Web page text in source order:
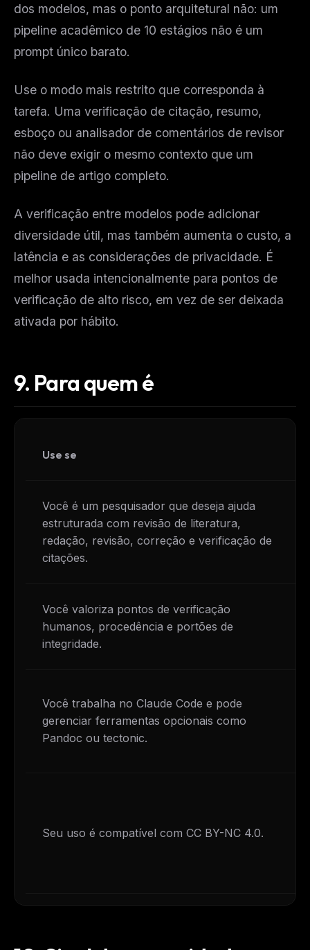
dos modelos, mas o ponto arquitetural não: um
pipeline acadêmico de 10 estágios não é um
prompt único barato.
Use o modo mais restrito que corresponda à
tarefa. Uma verificação de citação, resumo,
esboço ou analisador de comentários de revisor
não deve exigir o mesmo contexto que um
pipeline de artigo completo.
A verificação entre modelos pode adicionar
diversidade útil, mas também aumenta o custo, a
latência e as considerações de privacidade. É
melhor usada intencionalmente para pontos de
verificação de alto risco, em vez de ser deixada
ativada por hábito.
9. Para quem é
Use se
Você é um pesquisador que deseja ajuda
estruturada com revisão de literatura,
redação, revisão, correção e verificação de
citações.
Você valoriza pontos de verificação
humanos, procedência e portões de
integridade.
Você trabalha no Claude Code e pode
gerenciar ferramentas opcionais como
Pandoc ou tectonic.
Seu uso é compatível com CC BY-NC 4.0.